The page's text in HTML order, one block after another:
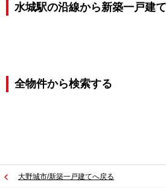
水城駅の沿線から新築一戸建
全物件から検索する
大野城市/新築一戸建てへ戻る